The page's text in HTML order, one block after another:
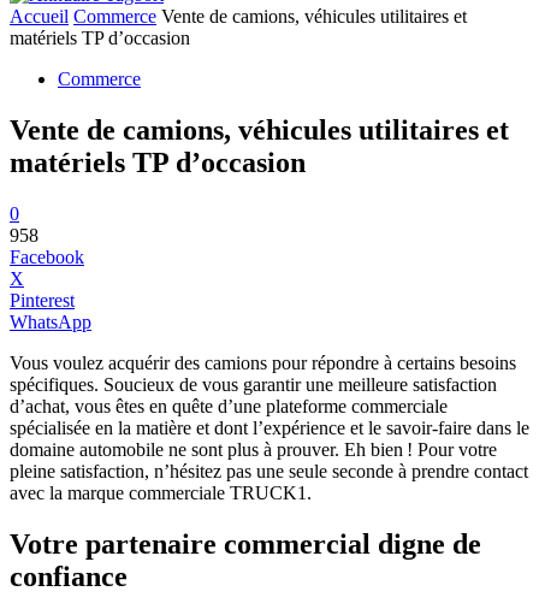
Accueil Commerce Vente de camions, véhicules utilitaires et
matériels TP d’occasion
Commerce
Vente de camions, véhicules utilitaires et
matériels TP d’occasion
0
958
Facebook
X
Pinterest
WhatsApp
Vous voulez acquérir des camions pour répondre à certains besoins
spécifiques. Soucieux de vous garantir une meilleure satisfaction
d’achat, vous êtes en quête d’une plateforme commerciale
spécialisée en la matière et dont l’expérience et le savoir-faire dans le
domaine automobile ne sont plus à prouver. Eh bien ! Pour votre
pleine satisfaction, n’hésitez pas une seule seconde à prendre contact
avec la marque commerciale TRUCK1.
Votre partenaire commercial digne de
confiance